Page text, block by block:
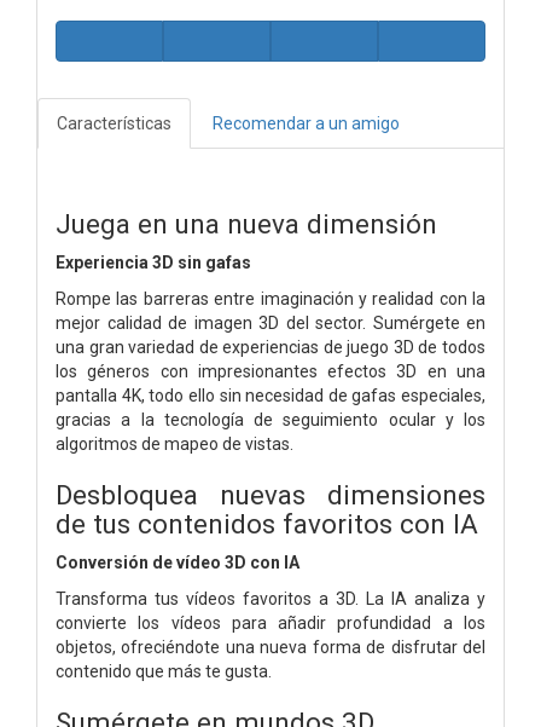
Características Recomendar a un amigo
Juega en una nueva dimensión
Experiencia 3D sin gafas
Rompe las barreras entre imaginación y realidad con la
mejor calidad de imagen 3D del sector. Sumérgete en
una gran variedad de experiencias de juego 3D de todos
los géneros con impresionantes efectos 3D en una
pantalla 4K, todo ello sin necesidad de gafas especiales,
gracias a la tecnología de seguimiento ocular y los
algoritmos de mapeo de vistas.
Desbloquea nuevas dimensiones
de tus contenidos favoritos con IA
Conversión de vídeo 3D con IA
Transforma tus vídeos favoritos a 3D. La IA analiza y
convierte los vídeos para añadir profundidad a los
objetos, ofreciéndote una nueva forma de disfrutar del
contenido que más te gusta.